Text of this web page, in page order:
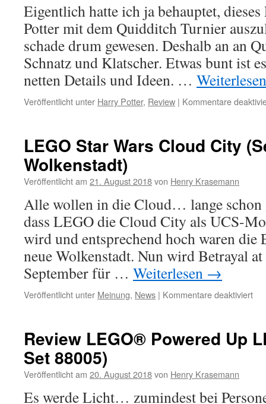
Eigentlich hatte ich ja behauptet,
Potter mit dem Quidditch Turnier
schade drum gewesen. Deshalb an an
Schnatz und Klatscher. Etwas bunt ist
netten Details und Ideen. …
Veröffentlicht unter Harry Potter, Review | Kommentare
LEGO Star Wars Cloud City
Wolkenstadt)
Veröffentlicht am 21. August 2018von Henry Krasemann
Alle wollen in die Cloud… lange schon
dass LEGO die Cloud City als UCS-
wird und entsprechend hoch waren die
neue Wolkenstadt. Nun wird Betrayal
September für … Weiterlesen →
Veröffentlicht unter Meinung, News | Kommentare deaktiviertfür
Review LEGO® Powered Up
Set 88005)
Veröffentlicht am 20. August 2018von Henry Krasemann
Es werde Licht… zumindest bei